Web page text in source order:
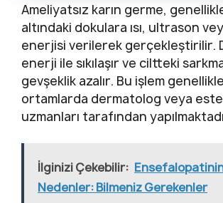
Ameliyatsız karın germe,
altındaki dokulara ısı, ultrason
enerjisi verilerek gerçekleştirilir.
enerji ile sıkılaşır ve ciltteki
gevşeklik azalır. Bu işlem
ortamlarda dermatolog veya
uzmanları tarafından
İlginizi Çekebilir:
Nedenler: Bilmeniz Gerekenler